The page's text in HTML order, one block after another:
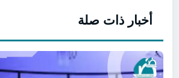
أخبار ذات صلة